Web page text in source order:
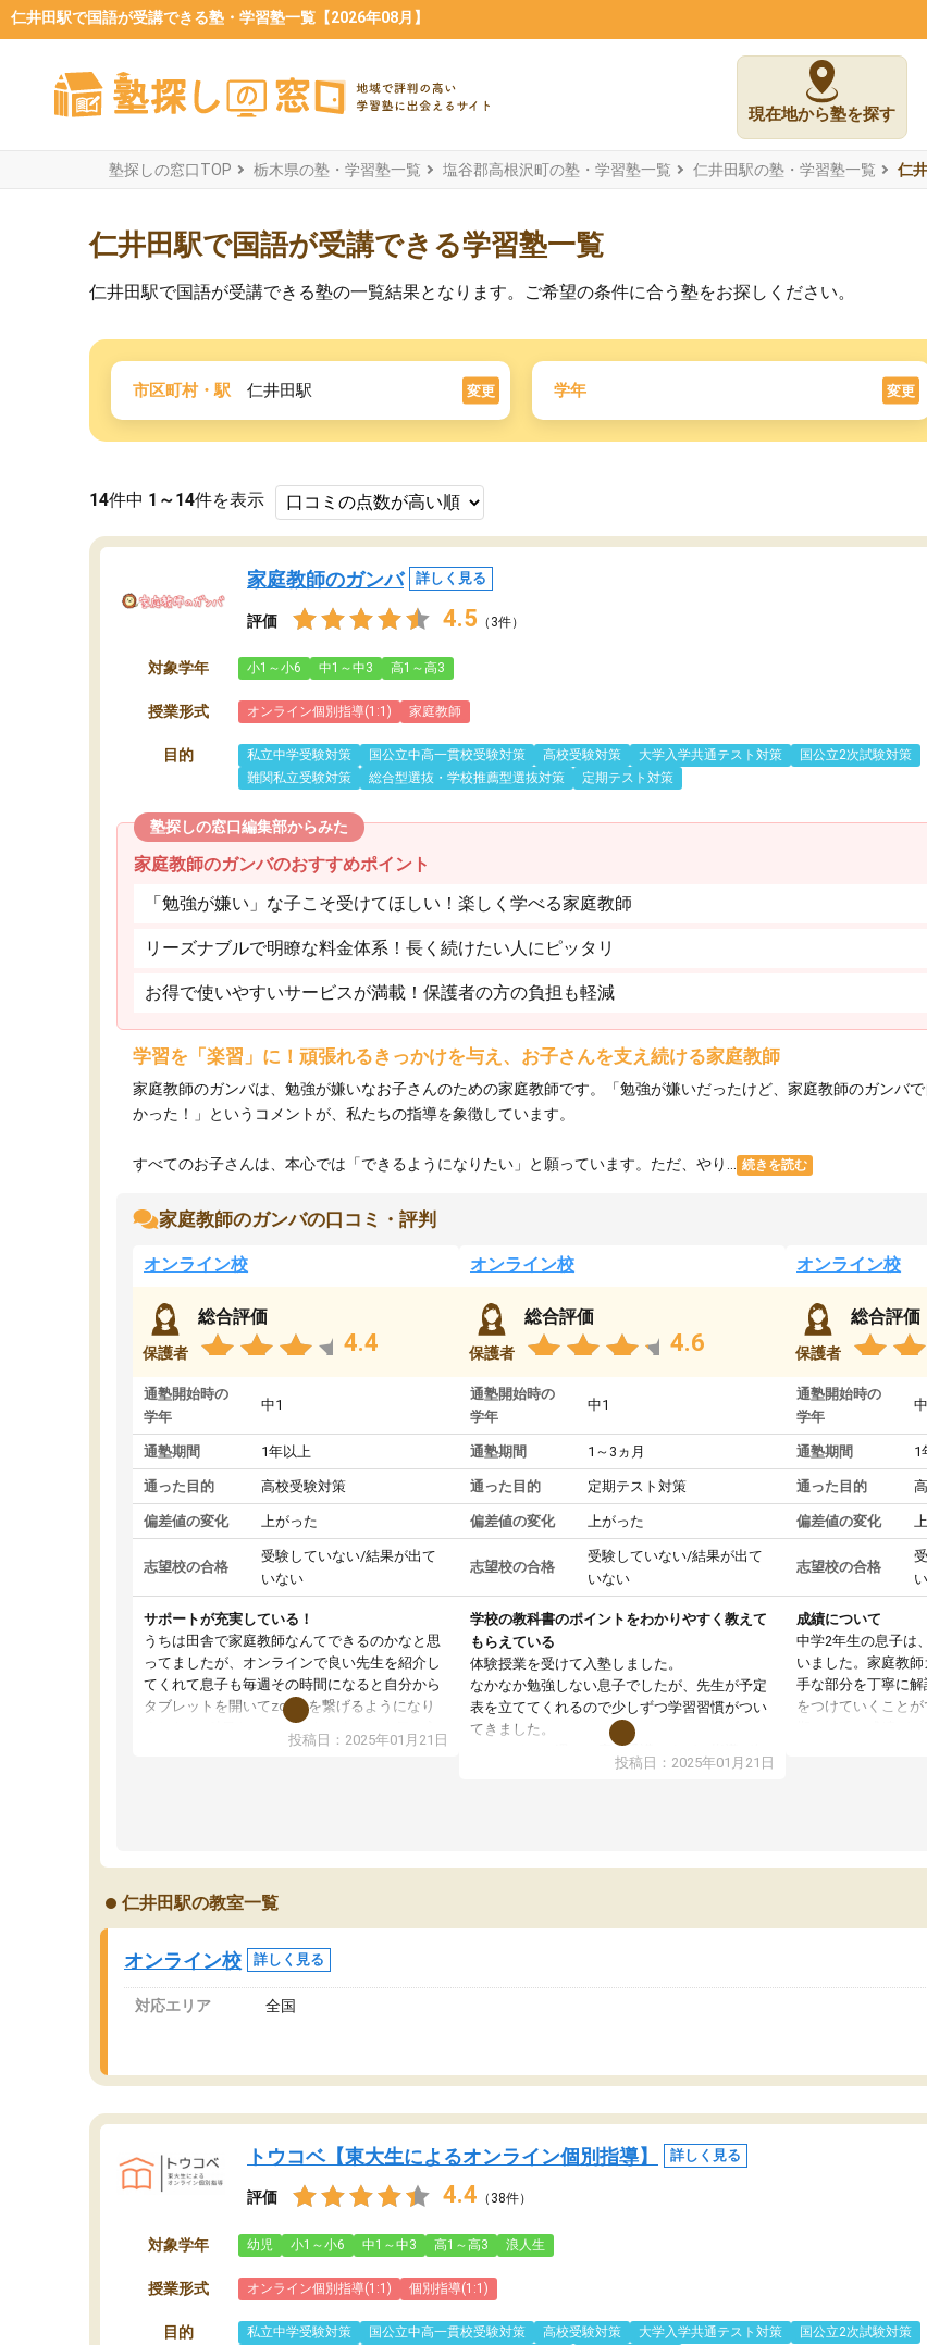
仁井田駅で国語が受講できる塾・学習塾一覧【2026年08月】
現在地から塾を探す
塾探しの窓口TOP 栃木県の塾・学習塾一覧 塩谷郡高根沢町の塾・学習塾一覧 仁井田駅の塾・学習塾一覧 仁
仁井田駅で国語が受講できる学習塾一覧
仁井田駅で国語が受講できる塾の一覧結果となります。ご希望の条件に合う塾をお探しください。
市区町村・駅 仁井田駅 変更 学年 変更
14件中 1～14件を表示
家庭教師のガンバ 詳しく見る
評価 4.5 （3件）
対象学年 小1～小6 中1～中3 高1～高3
授業形式 オンライン個別指導(1:1) 家庭教師
目的 私立中学受験対策 国公立中高一貫校受験対策 高校受験対策 大学入学共通テスト対策
国公立2次試験対策
難関私立受験対策
総合型選抜・学校推薦型選抜対策 定期テスト対策
塾探しの窓口編集部からみた
家庭教師のガンバのおすすめポイント
「勉強が嫌い」な子こそ受けてほしい！楽しく学べる家庭教師
リーズナブルで明瞭な料金体系！長く続けたい人にピッタリ
お得で使いやすいサービスが満載！保護者の方の負担も軽減
学習を「楽習」に！頑張れるきっかけを与え、お子さんを支え続ける家庭教師
家庭教師のガンバは、勉強が嫌いなお子さんのための家庭教師です。「勉強が嫌いだったけど、家庭教師のガンバ
かった！」というコメントが、私たちの指導を象徴しています。
すべてのお子さんは、本心では「できるようになりたい」と願っています。ただ、やり... 続きを読む
家庭教師のガンバの口コミ・評判
オンライン校
保護者
総合評価
4.4
通塾開始時の
学年
中1
通塾期間 1年以上
通った目的 高校受験対策
偏差値の変化 上がった
志望校の合格
受験していない/結果が出て
いない
サポートが充実している！
うちは田舎で家庭教師なんてできるのかなと思
ってましたが、オンラインで良い先生を紹介し
てくれて息子も毎週その時間になると自分から
タブレットを開いてzoomを繋げるようになり
ました！5科目なんでもOKなのもとても気に入
投稿日：2025年01月21日
オンライン校
保護者
総合評価
4.6
通塾開始時の
学年
中1
通塾期間 1～3ヵ月
通った目的 定期テスト対策
偏差値の変化 上がった
志望校の合格
受験していない/結果が出て
いない
学校の教科書のポイントをわかりやすく教えて
もらえている
体験授業を受けて入塾しました。
なかなか勉強しない息子でしたが、先生が予定
表を立ててくれるので少しずつ学習習慣がつい
てきました。
オンラインで週に一度の受講ですが、指導が無
い日も予定表に基づいて勉強したり、LINEでわ
投稿日：2025年01月21日
オンライン校
保護者
総合評価
通塾開始時の
学年
通塾期間 1
通った目的
偏差値の変化
志望校の合格
成績について
中学2年生の息子は
いました。家庭教
手な部分を丁寧に
をつけていくこと
期テストの成績が
仁井田駅の教室一覧
オンライン校 詳しく見る
対応エリア 全国
トウコベ【東大生によるオンライン個別指導】 詳しく見る
評価 4.4 （38件）
対象学年 幼児 小1～小6 中1～中3 高1～高3 浪人生
授業形式 オンライン個別指導(1:1) 個別指導(1:1)
目的 私立中学受験対策 国公立中高一貫校受験対策 高校受験対策 大学入学共通テスト対策
国公立2次試験対策